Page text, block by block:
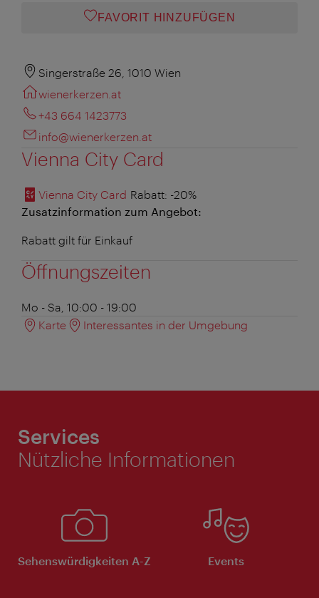
FAVORIT HINZUFÜGEN
Singerstraße 26, 1010 Wien
wienerkerzen.at
+43 664 1423773
info@wienerkerzen.at
Vienna City Card
Vienna City Card Rabatt: -20%
Zusatzinformation zum Angebot:
Rabatt gilt für Einkauf
Öffnungszeiten
Mo - Sa, 10:00 - 19:00
Karte
Interessantes in der Umgebung
Services
Nützliche Informationen
Sehenswürdigkeiten A-Z Events